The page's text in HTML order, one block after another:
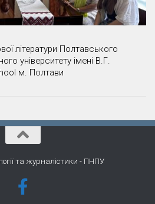
літератури Полтавського
університету імені В.Г.
м. Полтави
та журналістики - ПНПУ